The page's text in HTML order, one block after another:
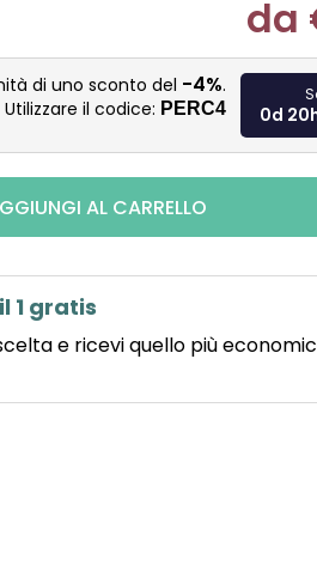
da
di uno sconto del -4%.
Utilizzare il codice: PERC4 0d
AL CARRELLO
1 gratis
e ricevi quello più